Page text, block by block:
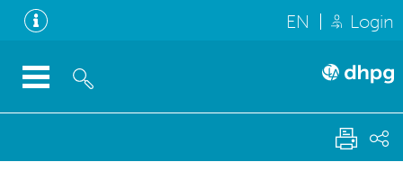
EN Login